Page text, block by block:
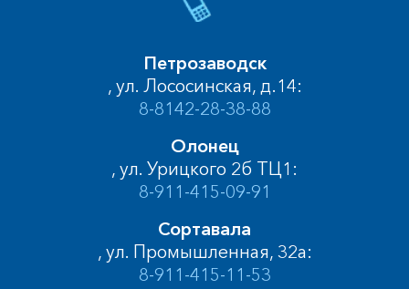
Петрозаводск
, ул. Лососинская, д.14:
8-8142-28-38-88
Олонец
, ул. Урицкого 2б ТЦ1:
8-911-415-09-91
Сортавала
, ул. Промышленная, 32а:
8-911-415-11-53